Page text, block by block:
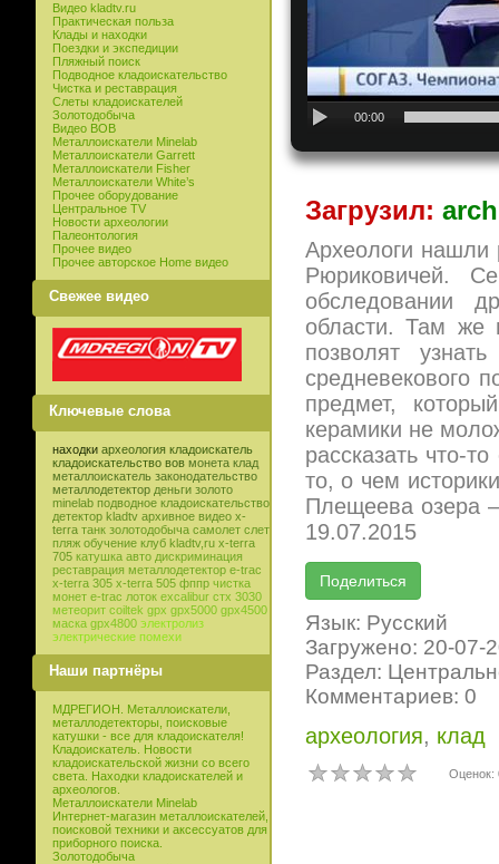
Видео kladtv.ru
Практическая польза
Клады и находки
Поездки и экспедиции
Пляжный поиск
Подводное кладоискательство
Чистка и реставрация
Слеты кладоискателей
Золотодобыча
Видео ВОВ
Металлоискатели Minelab
Металлоискатели Garrett
Металлоискатели Fisher
Металлоискатели White’s
Прочее оборудование
Центральное TV
Новости археологии
Палеонтология
Прочее видео
Прочее авторское Home видео
Свежее видео
Ключевые слова
находки археология кладоискатель
кладоискательство вов монета клад
металлоискатель законодательство
металлодетектор деньги золото
minelab подводное кладоискательство
детектор kladtv архивное видео x-
terra танк золотодобыча самолет слет
пляж обучение клуб kladtv,ru x-terra
705 катушка авто дискриминация
реставрация металлодетектор e-trac
x-terra 305 x-terra 505 фппр чистка
монет e-trac лоток excalibur стх 3030
метеорит coiltek gpx gpx5000 gpx4500
маска gpx4800 электролиз
электрические помехи
Наши партнёры
МДРЕГИОН. Металлоискатели,
металлодетекторы, поисковые
катушки - все для кладоискателя!
Кладоискатель. Новости
кладоискательской жизни со всего
света. Находки кладоискателей и
археологов.
Металлоискатели Minelab
Интернет-магазин металлоискателей,
поисковой техники и аксессуатов для
приборного поиска.
Золотодобыча
00:00
Загрузил:
Археологи нашли
Рюриковичей.
обследовании
области. Там же
позволят
средневекового
предмет,
керамики не
рассказать что-
то, о чем
Плещеева
19.07.2015
Язык: Русский
Загружено: 20-07-
Раздел:
Комментариев: 0
археология, клад
Оценок: